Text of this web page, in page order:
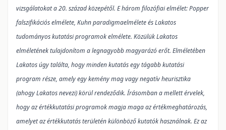
vizsgálatokat a 20. század közepétől. E három filozófiai elmélet: Popper
falszifikációs elmélete, Kuhn paradigmaelmélete és Lakatos
tudományos kutatási programok elmélete. Közülük Lakatos
elméletének tulajdonítom a legnagyobb magyarázó erőt. Elméletében
Lakatos úgy találta, hogy minden kutatás egy tágabb kutatási
program része, amely egy kemény mag vagy negatív heurisztika
(ahogy Lakatos nevezi) körül rendeződik. Írásomban a mellett érvelek,
hogy az értékkutatási programok magja maga az értékmeghatározás,
amelyet az értékkutatás területén különböző kutatók használnak. Ez az